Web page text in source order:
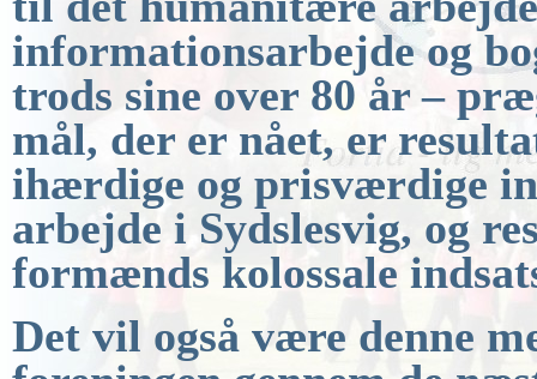
informationsarbejde og
trods sine over 80 år –
mål, der er nået, er
ihærdige og prisværdige
arbejde i Sydslesvig, og
formænds kolossale
Det vil også være denne